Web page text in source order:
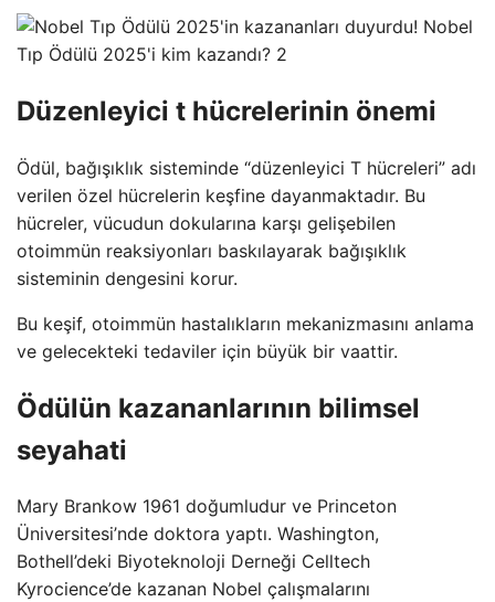
Düzenleyici t hücrelerinin önemi
Ödül, bağışıklık sisteminde “düzenleyici T hücreleri” adı
verilen özel hücrelerin keşfine dayanmaktadır. Bu
hücreler, vücudun dokularına karşı gelişebilen
otoimmün reaksiyonları baskılayarak bağışıklık
sisteminin dengesini korur.
Bu keşif, otoimmün hastalıkların mekanizmasını anlama
ve gelecekteki tedaviler için büyük bir vaattir.
Ödülün kazananlarının bilimsel
seyahati
Mary Brankow 1961 doğumludur ve Princeton
Üniversitesi’nde doktora yaptı. Washington,
Bothell’deki Biyoteknoloji Derneği Celltech
Kyrocience’de kazanan Nobel çalışmalarını